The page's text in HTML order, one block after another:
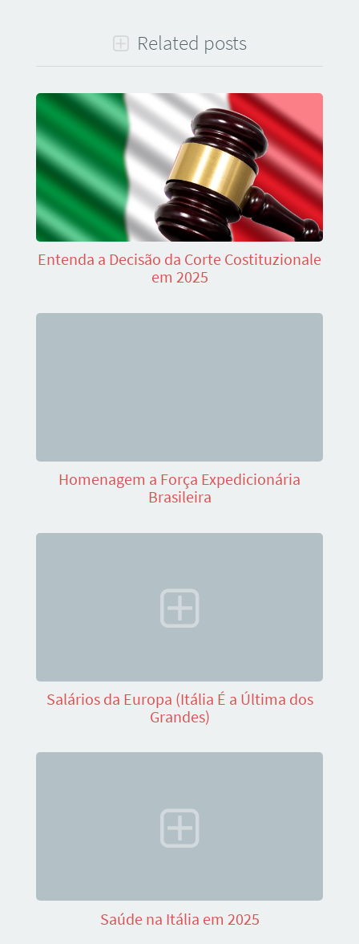
Related posts
Entenda a Decisão da Corte Costituzionale
em 2025
Homenagem a Força Expedicionária
Brasileira
Salários da Europa (Itália É a Última dos
Grandes)
Saúde na Itália em 2025